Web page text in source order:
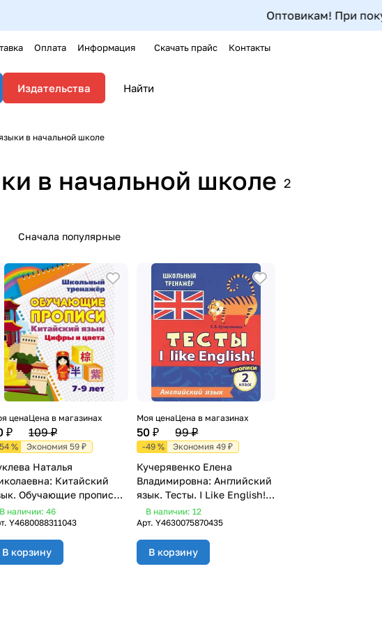
Оптовикам! При покупке
Оплата Информация Скачать прайс Контакты
Издательства
в начальной школе
в начальной школе 2
Сначала популярные
цена
₽
Цена в магазинах
109 ₽
% Экономия 59 ₽
Наталья
Китайский
Обучающие прописи:
и цвета. 7-9 лет
В наличии: 46
Y4680088311043
В корзину
Моя цена
50 ₽
Цена в магазинах
99 ₽
-49 % Экономия 49 ₽
Кучерявенко Елена
Владимировна: Английский
язык. Тесты. I Like English!
Прописи. 2 класс
В наличии: 12
Арт.Y4630075870435
В корзину